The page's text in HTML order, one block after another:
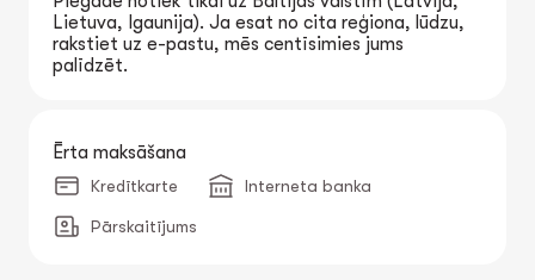
Lietuva, Igaunija). Ja esat no cita reģiona, lūdzu,
rakstiet uz e-pastu, mēs centīsimies jums
palīdzēt.
Ērta maksāšana
Kredītkarte Interneta banka
Pārskaitījums